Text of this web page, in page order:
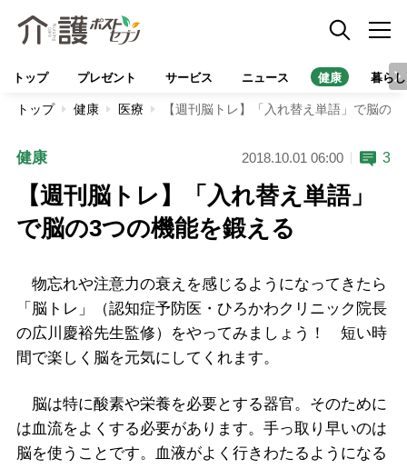
トップ プレゼント サービス ニュース 健康 暮らし
トップ 健康 医療 【週刊脳トレ】「入れ替え単語」で脳の3
健康 2018.10.01 06:00 3
【週刊脳トレ】「入れ替え単語」
で脳の3つの機能を鍛える
物忘れや注意力の衰えを感じるようになってきたら
「脳トレ」（認知症予防医・ひろかわクリニック院長
の広川慶裕先生監修）をやってみましょう！ 短い時
間で楽しく脳を元気にしてくれます。
脳は特に酸素や栄養を必要とする器官。そのために
は血流をよくする必要があります。手っ取り早いのは
脳を使うことです。血液がよく行きわたるようになる